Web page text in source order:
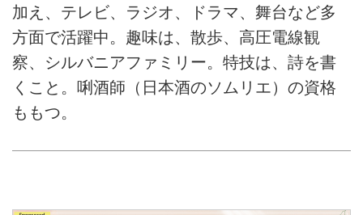
加え、テレビ、ラジオ、ドラマ、舞台など多
方面で活躍中。趣味は、散歩、高圧電線観
察、シルバニアファミリー。特技は、詩を書
くこと。唎酒師（日本酒のソムリエ）の資格
ももつ。